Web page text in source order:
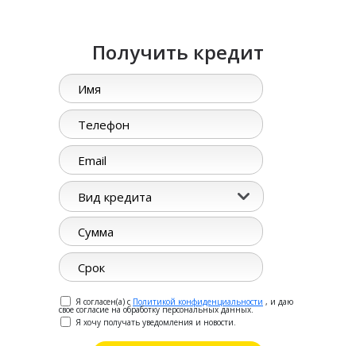
Получить кредит
Вид кредита
Я согласен(а) с Политикой конфиденциальности , и даю
свое согласие на обработку персональных данных.
Я хочу получать уведомления и новости.